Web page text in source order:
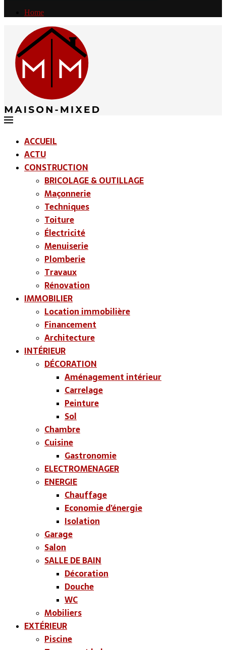
Home
ACCUEIL
ACTU
CONSTRUCTION
BRICOLAGE & OUTILLAGE
Maçonnerie
Techniques
Toiture
Électricité
Menuiserie
Plomberie
Travaux
Rénovation
IMMOBILIER
Location immobilière
Financement
Architecture
INTÉRIEUR
DÉCORATION
Aménagement intérieur
Carrelage
Peinture
Sol
Chambre
Cuisine
Gastronomie
ELECTROMENAGER
ENERGIE
Chauffage
Economie d’énergie
Isolation
Garage
Salon
SALLE DE BAIN
Décoration
Douche
WC
Mobiliers
EXTÉRIEUR
Piscine